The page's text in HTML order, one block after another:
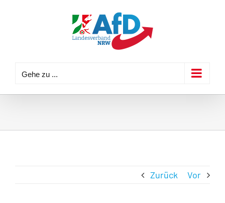
Gehe zu ...
Zurück Vor